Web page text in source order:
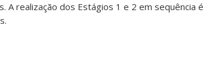
A realização dos Estágios 1 e 2 em sequência